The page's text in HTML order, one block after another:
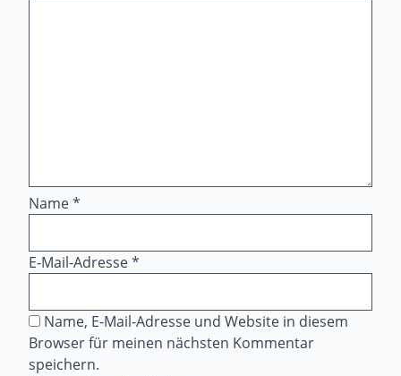
Name*
E-Mail-Adresse*
Name, E-Mail-Adresse und Website in diesem
Browser für meinen nächsten Kommentar
speichern.